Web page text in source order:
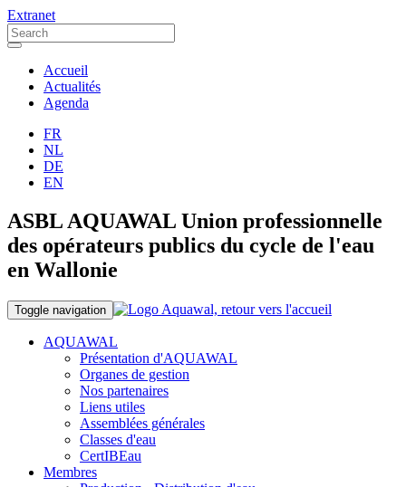
Extranet
Accueil
Actualités
Agenda
FR
NL
DE
EN
ASBL AQUAWAL Union professionnelle
des opérateurs publics du cycle de l'eau
en Wallonie
Toggle navigation
AQUAWAL
Présentation d'AQUAWAL
Organes de gestion
Nos partenaires
Liens utiles
Assemblées générales
Classes d'eau
CertIBEau
Membres